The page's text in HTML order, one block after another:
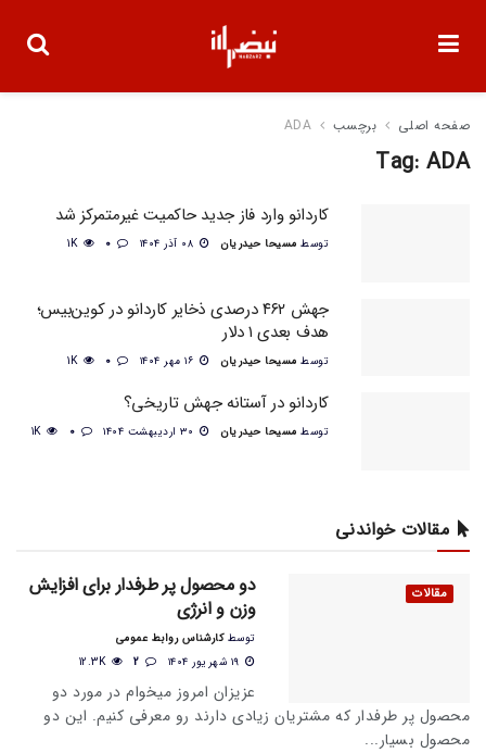
صفحه اصلی برچسب ADA
Tag: ADA
کاردانو وارد فاز جدید حاکمیت غیرمتمرکز شد
توسط مسیحا حیدریان 1K
جهش ۴۶۲ درصدی ذخایر کاردانو در کوین‌بیس؛
هدف بعدی ۱ دلار
توسط مسیحا حیدریان 1K
کاردانو در آستانه جهش تاریخی؟
توسط مسیحا حیدریان 1K
مقالات خواندنی
مقالات
دو محصول پر طرفدار برای افزایش
وزن و انرژی
توسط کارشناس روابط عمومی
12.3K
عزیزان امروز میخوام در مورد دو
محصول پر طرفدار که مشتریان زیادی دارند رو معرفی کنیم. این دو
محصول بسیار...